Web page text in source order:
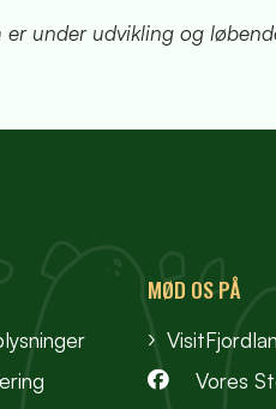
under udvikling og
MØD OS PÅ
Vores